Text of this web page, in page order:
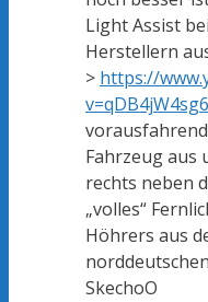
Light Assist
Herstellern
> https://
Fahrzeug aus
rechts neben
„volles“
Höhrers aus
SkechoO